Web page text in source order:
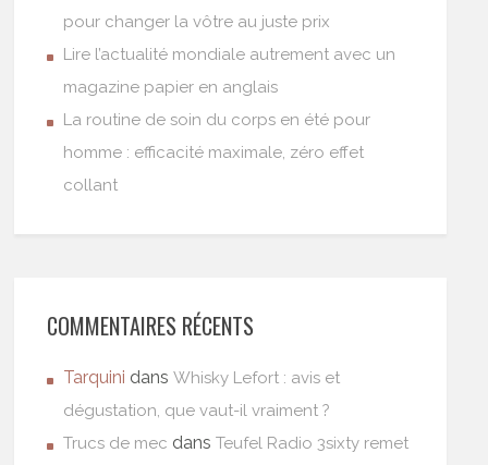
pour changer la vôtre au juste prix
Lire l’actualité mondiale autrement avec un
magazine papier en anglais
La routine de soin du corps en été pour
homme : efficacité maximale, zéro effet
collant
COMMENTAIRES RÉCENTS
Tarquini dansWhisky Lefort : avis et
dégustation, que vaut-il vraiment ?
Trucs de mec dansTeufel Radio 3sixty remet